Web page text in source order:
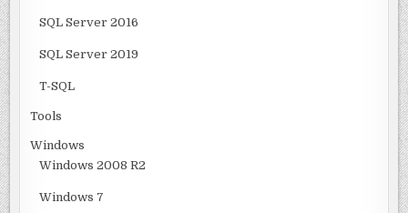
SQL Server 2016
SQL Server 2019
T-SQL
Tools
Windows
Windows 2008 R2
Windows 7